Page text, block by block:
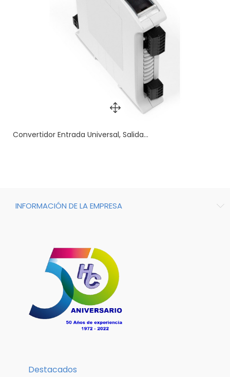
Convertidor Entrada Universal, Salida...
INFORMACIÓN DE LA EMPRESA
Destacados